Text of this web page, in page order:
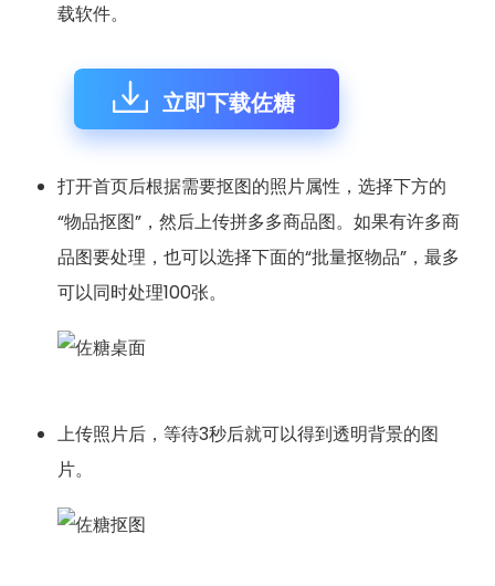
载软件。
立即下载佐糖
打开首页后根据需要抠图的照片属性，选择下方的
“物品抠图”，然后上传拼多多商品图。如果有许多商
品图要处理，也可以选择下面的“批量抠物品”，最多
可以同时处理100张。
上传照片后，等待3秒后就可以得到透明背景的图
片。